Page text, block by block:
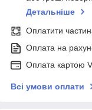
Детальніше
Оплатити
Оплата на
Оплата картою
Всі умови оплати